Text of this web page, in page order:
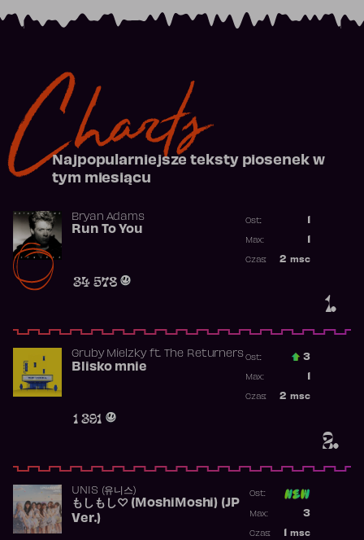
Charts
Najpopularniejsze teksty piosenek w
tym miesiącu
1.
Bryan Adams
Run To You
34 578
Ost.:
Max:
2 msc
Czas:
2.
Gruby Mielzkyft. The Returners
Blisko mnie
1 391
Ost.: 3
Max:
2 msc
Czas:
UNIS (유니스)
もしもし♡ (MoshiMoshi) (JP
Ver.)
Ost:
3
Max:
msc
Czas: